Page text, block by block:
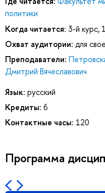
политики
Когда читается: 3-й курс,
Охват аудитории: для
Преподаватели:
Дмитрий Вячеславович
Язык: русский
Кредиты: 6
Контактные часы: 120
Программа